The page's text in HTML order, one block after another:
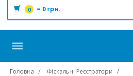
0 = 0 грн.
Toggle
Головна Фіскальні Реєстратори